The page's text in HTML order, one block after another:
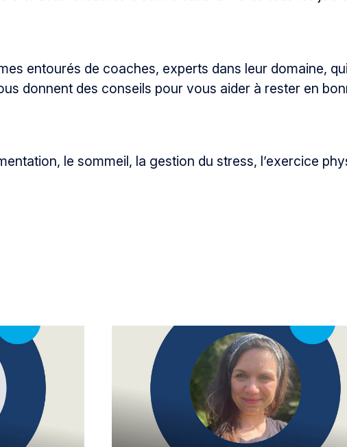
entourés de coaches, experts dans leur domaine,
donnent des conseils pour vous aider à rester en
le sommeil, la gestion du stress, l’exercice